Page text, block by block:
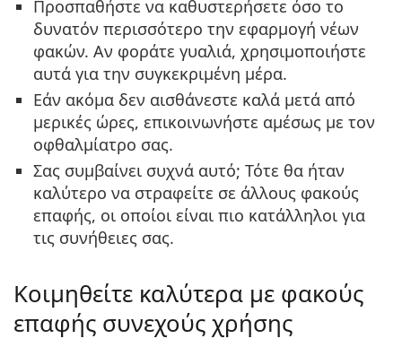
Προσπαθήστε να καθυστερήσετε όσο το
δυνατόν περισσότερο την εφαρμογή νέων
φακών. Αν φοράτε γυαλιά, χρησιμοποιήστε
αυτά για την συγκεκριμένη μέρα.
Εάν ακόμα δεν αισθάνεστε καλά μετά από
μερικές ώρες, επικοινωνήστε αμέσως με τον
οφθαλμίατρο σας.
Σας συμβαίνει συχνά αυτό; Τότε θα ήταν
καλύτερο να στραφείτε σε άλλους φακούς
επαφής, οι οποίοι είναι πιο κατάλληλοι για
τις συνήθειες σας.
Κοιμηθείτε καλύτερα με φακούς
επαφής συνεχούς χρήσης